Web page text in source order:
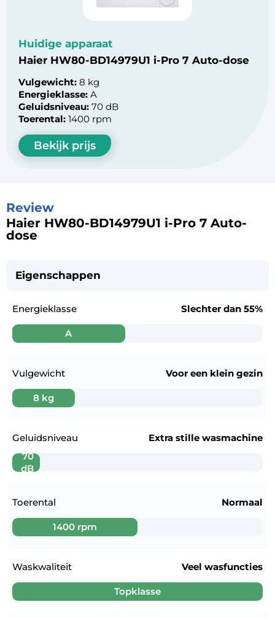
Huidige apparaat
Haier HW80-BD14979U1 i-Pro 7 Auto-dose
Vulgewicht: 8 kg
Energieklasse: A
Geluidsniveau: 70 dB
Toerental: 1400 rpm
Bekijk prijs
Review
Haier HW80-BD14979U1 i-Pro 7 Auto-
dose
Eigenschappen
Energieklasse
A
Slechter dan 55%
Vulgewicht
8 kg
Voor een klein gezin
Geluidsniveau
70
dB
Extra stille wasmachine
Toerental
1400 rpm
Normaal
Waskwaliteit
Topklasse
Veel wasfuncties